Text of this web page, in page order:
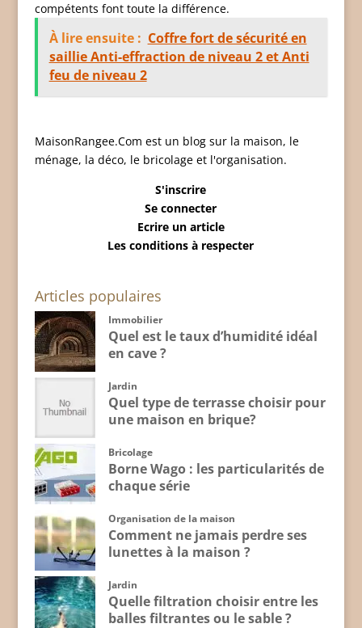
compétents font toute la différence.
À lire ensuite : Coffre fort de sécurité en
saillie Anti-effraction de niveau 2 et Anti
feu de niveau 2
MaisonRangee.Com est un blog sur la maison, le
ménage, la déco, le bricolage et l'organisation.
S'inscrire
Se connecter
Ecrire un article
Les conditions à respecter
Articles populaires
Immobilier
Quel est le taux d’humidité idéal
en cave ?
Jardin
Quel type de terrasse choisir pour
une maison en brique?
Bricolage
Borne Wago : les particularités de
chaque série
Organisation de la maison
Comment ne jamais perdre ses
lunettes à la maison ?
Jardin
Quelle filtration choisir entre les
balles filtrantes ou le sable ?